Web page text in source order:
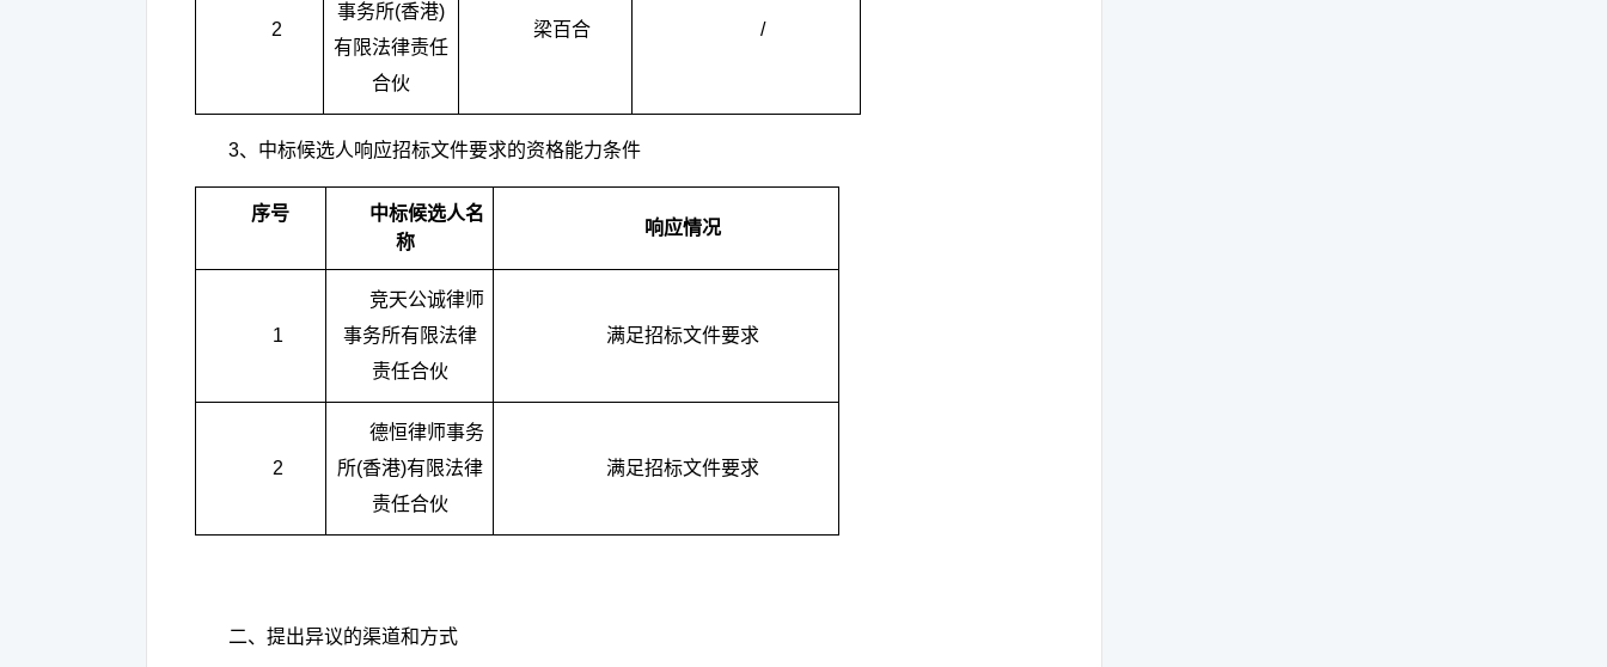
2
事务所(香港)
有限法律责任
合伙
梁百合 /
3、中标候选人响应招标文件要求的资格能力条件
序号
中标候选人名
称
响应情况
1
竞天公诚律师
事务所有限法律
责任合伙
满足招标文件要求
2
德恒律师事务
所(香港)有限法律
责任合伙
满足招标文件要求
二、提出异议的渠道和方式